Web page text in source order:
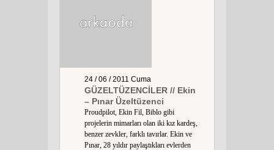
24 / 06 / 2011 Cuma
GÜZELTÜZENCİLER // Ekin
– Pınar Üzeltüzenci
Proudpilot, Ekin Fil, Biblo gibi
projelerin mimarları olan iki kız kardeş,
benzer zevkler, farklı tavırlar. Ekin ve
Pınar, 28 yıldır paylaştıkları evlerden